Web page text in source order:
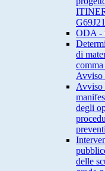
ODA -
di
Avviso
Avviso
degli
delle